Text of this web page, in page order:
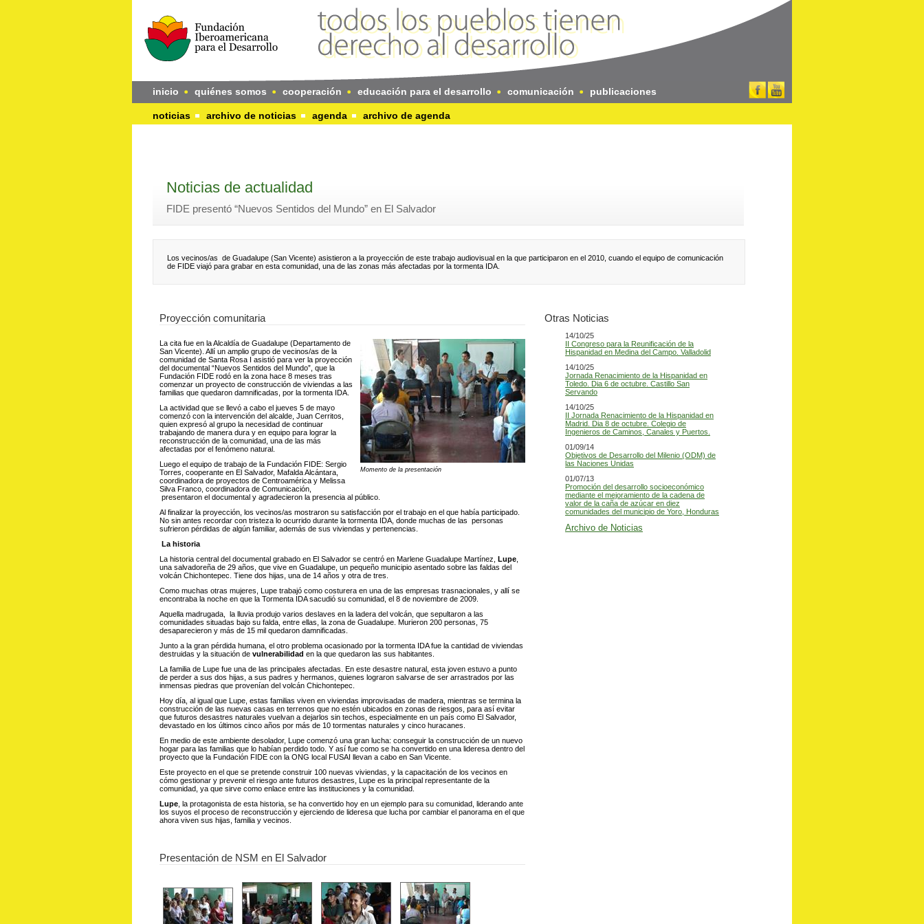
inicio quiénes somos cooperación educación para el desarrollo comunicación publicaciones
noticias archivo de noticias agenda archivo de agenda
Noticias de actualidad
FIDE presentó “Nuevos Sentidos del Mundo” en El Salvador
Los vecinos/as de Guadalupe (San Vicente) asistieron a la proyección de este trabajo audiovisual en la que participaron en el 2010, cuando el equipo de comunicación
de FIDE viajó para grabar en esta comunidad, una de las zonas más afectadas por la tormenta IDA.
Proyección comunitaria
Momento de la presentación
La cita fue en la Alcaldía de Guadalupe (Departamento de
San Vicente). Allí un amplio grupo de vecinos/as de la
comunidad de Santa Rosa I asistió para ver la proyección
del documental “Nuevos Sentidos del Mundo”, que la
Fundación FIDE rodó en la zona hace 8 meses tras
comenzar un proyecto de construcción de viviendas a las
familias que quedaron damnificadas, por la tormenta IDA.
La actividad que se llevó a cabo el jueves 5 de mayo
comenzó con la intervención del alcalde, Juan Cerritos,
quien expresó al grupo la necesidad de continuar
trabajando de manera dura y en equipo para lograr la
reconstrucción de la comunidad, una de las más
afectadas por el fenómeno natural.
Luego el equipo de trabajo de la Fundación FIDE: Sergio
Torres, cooperante en El Salvador, Mafalda Alcántara,
coordinadora de proyectos de Centroamérica y Melissa
Silva Franco, coordinadora de Comunicación,
presentaron el documental y agradecieron la presencia al público.
Al finalizar la proyección, los vecinos/as mostraron su satisfacción por el trabajo en el que había participado.
No sin antes recordar con tristeza lo ocurrido durante la tormenta IDA, donde muchas de las personas
sufrieron pérdidas de algún familiar, además de sus viviendas y pertenencias.
La historia
La historia central del documental grabado en El Salvador se centró en Marlene Guadalupe Martínez, Lupe
una salvadoreña de 29 años, que vive en Guadalupe, un pequeño municipio asentado sobre las faldas del
volcán Chichontepec. Tiene dos hijas, una de 14 años y otra de tres.
Como muchas otras mujeres, Lupe trabajó como costurera en una de las empresas trasnacionales, y allí se
encontraba la noche en que la Tormenta IDA sacudió su comunidad, el 8 de noviembre de 2009.
Aquella madrugada, la lluvia produjo varios deslaves en la ladera del volcán, que sepultaron a las
comunidades situadas bajo su falda, entre ellas, la zona de Guadalupe. Murieron 200 personas, 75
desaparecieron y más de 15 mil quedaron damnificadas.
Junto a la gran pérdida humana, el otro problema ocasionado por la tormenta IDA fue la cantidad de viviendas
destruidas y la situación de vulnerabilidad en la que quedaron las sus habitantes.
La familia de Lupe fue una de las principales afectadas. En este desastre natural, esta joven estuvo a punto
de perder a sus dos hijas, a sus padres y hermanos, quienes lograron salvarse de ser arrastrados por las
inmensas piedras que provenían del volcán Chichontepec.
Hoy día, al igual que Lupe, estas familias viven en viviendas improvisadas de madera, mientras se termina la
construcción de las nuevas casas en terrenos que no estén ubicados en zonas de riesgos, para así evitar
que futuros desastres naturales vuelvan a dejarlos sin techos, especialmente en un país como El Salvador,
devastado en los últimos cinco años por más de 10 tormentas naturales y cinco huracanes.
En medio de este ambiente desolador, Lupe comenzó una gran lucha: conseguir la construcción de un nuevo
hogar para las familias que lo habían perdido todo. Y así fue como se ha convertido en una lideresa dentro del
proyecto que la Fundación FIDE con la ONG local FUSAI llevan a cabo en San Vicente.
Este proyecto en el que se pretende construir 100 nuevas viviendas, y la capacitación de los vecinos en
cómo gestionar y prevenir el riesgo ante futuros desastres, Lupe es la principal representante de la
comunidad, ya que sirve como enlace entre las instituciones y la comunidad.
Lupe , la protagonista de esta historia, se ha convertido hoy en un ejemplo para su comunidad, liderando ante
los suyos el proceso de reconstrucción y ejerciendo de lideresa que lucha por cambiar el panorama en el que
ahora viven sus hijas, familia y vecinos.
Presentación de NSM en El Salvador
Otras Noticias
14/10/25
II Congreso para la Reunificación de la
Hispanidad en Medina del Campo. Valladolid
14/10/25
Jornada Renacimiento de la Hispanidad en
Toledo. Dia 6 de octubre. Castillo San
Servando
14/10/25
II Jornada Renacimiento de la Hispanidad en
Madrid. Dia 8 de octubre. Colegio de
Ingenieros de Caminos, Canales y Puertos.
01/09/14
Objetivos de Desarrollo del Milenio (ODM) de
las Naciones Unidas
01/07/13
Promoción del desarrollo socioeconómico
mediante el mejoramiento de la cadena de
valor de la caña de azúcar en diez
comunidades del municipio de Yoro, Honduras
Archivo de Noticias